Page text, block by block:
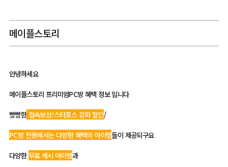
메이플스토리
안녕하세요
메이플스토리 프리미엄PC방 혜택 정보 입니다
빵빵한 접속보상/스타포스 강화 할인/
PC방 전용에서는 다양한 혜택의 아이템들이 제공되구요
다양한무료 캐시 아이템과